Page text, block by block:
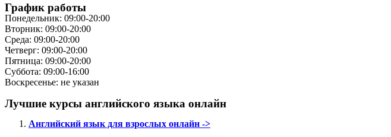
График работы
Понедельник: 09:00-20:00
Вторник: 09:00-20:00
Среда: 09:00-20:00
Четверг: 09:00-20:00
Пятница: 09:00-20:00
Суббота: 09:00-16:00
Воскресенье: не указан
Лучшие курсы английского языка онлайн
Английский язык для взрослых онлайн ->